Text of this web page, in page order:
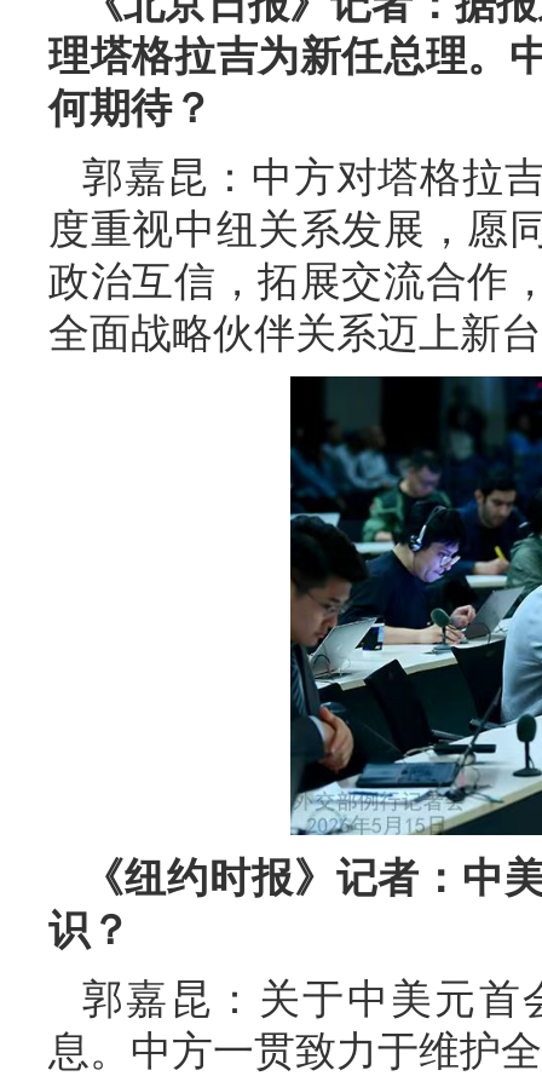
理塔格拉吉为新任总理。
何期待？
郭嘉昆：中方对塔格拉
度重视中纽关系发展，愿
政治互信，拓展交流合作
全面战略伙伴关系迈上新
《纽约时报》记者：中
识？
郭嘉昆：关于中美元首
息。中方一贯致力于维护